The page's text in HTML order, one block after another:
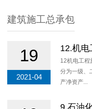
建筑施工总承包
19
2021-04
12.机
12机电工程
分为一级、
产净资产...
9.石油